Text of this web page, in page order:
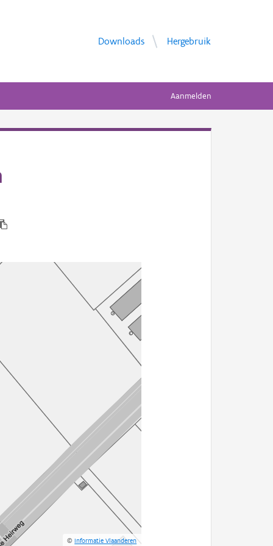
Downloads Hergebruik
Aanmelden
©Informatie Vlaanderen